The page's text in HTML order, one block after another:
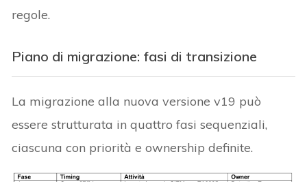
regole.
Piano di migrazione: fasi di transizione
La migrazione alla nuova versione v19 può
essere strutturata in quattro fasi sequenziali,
ciascuna con priorità e ownership definite.